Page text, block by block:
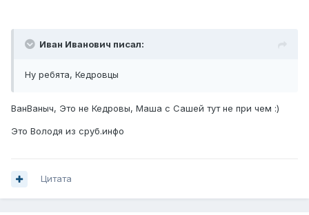
Иван Иванович писал:
Ну ребята, Кедровцы
ВанВаныч, Это не Кедровы, Маша с Сашей тут не при чем :)
Это Володя из сруб.инфо
Цитата